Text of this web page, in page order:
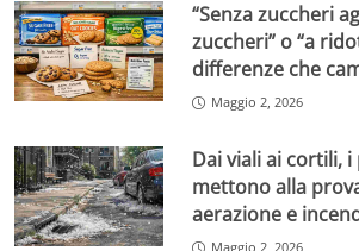
“Senza zuccheri
zuccheri” o “a
differenze che
Maggio 2, 2026
Dai viali ai cortili,
mettono alla
aerazione e
Maggio 2, 2026